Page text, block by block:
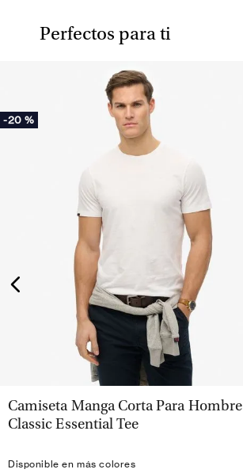
Perfectos para ti
-20 %
VISTA RÁPIDA
Camiseta Manga Corta Para Hombre
Classic Essential Tee
Disponible en más colores